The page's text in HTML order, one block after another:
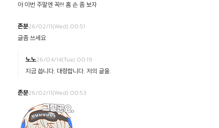
아 이번 주말엔 꼭!!! 홈 손 좀 보자
존분26/02/11(Wed) 00:51
글좀 쓰세요
노노26/04/14(Tue) 00:19
지금 씁니다. 대령합니다. 저의 글을.
존분26/02/11(Wed) 00:53